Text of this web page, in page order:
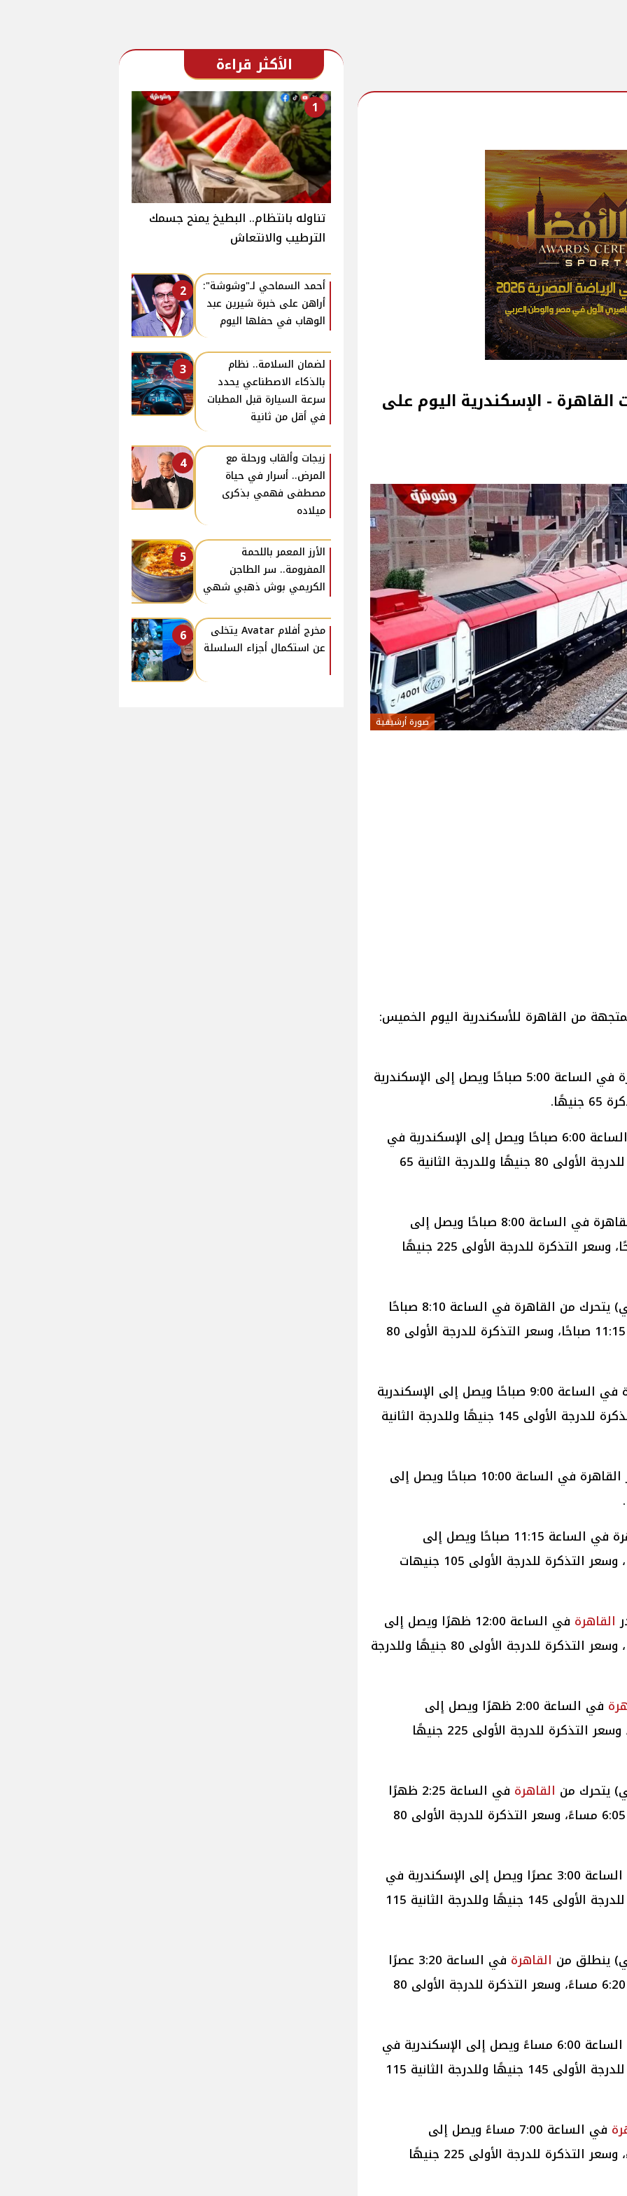
- الإسكندرية اليوم على
صورة أرشيفية
من القاهرة للأسكندرية اليوم الخميس:
قطار 119 ينطلق من محطة القاهرة في الساعة 5:00 صباحًا ويصل إلى الإسكندرية
قطار 903 ينطلق من القاهرة في الساعة 6:00 صباحًا ويصل إلى الإسكندرية في
الساعة 9:30 صباحًا، وسعر التذكرة للدرجة الأولى 80 جنيهًا وللدرجة الثانية 65
قطار 2025 (تالجو أسباني) يغادر القاهرة في الساعة 8:00 صباحًا ويصل إلى
الإسكندرية في الساعة 10:30 صباحًا، وسعر التذكرة للدرجة الأولى 225 جنيهًا
قطار 901 (إكسبريس مكيف أسباني) يتحرك من القاهرة في الساعة 8:10 صباحًا
ويصل إلى الإسكندرية في الساعة 11:15 صباحًا، وسعر التذكرة للدرجة الأولى 80
قطار 905 (VIP) ينطلق من القاهرة في الساعة 9:00 صباحًا ويصل إلى الإسكندرية
في الساعة 11:30 صباحًا، وسعر التذكرة للدرجة الأولى 145 جنيهًا وللدرجة الثانية
قطار 911 (إكسبريس مكيف) يغادر القاهرة في الساعة 10:00 صباحًا ويصل إلى
قطار 89 (توربيني) يتحرك من القاهرة في الساعة 11:15 صباحًا ويصل إلى
الإسكندرية في الساعة 1:55 ظهرًا، وسعر التذكرة للدرجة الأولى 105 جنيهات
القاهرة
في الساعة 12:00 ظهرًا ويصل إلى
الإسكندرية في الساعة 2:50 ظهرًا، وسعر التذكرة للدرجة الأولى 80 جنيهًا وللدرجة
في الساعة 2:00 ظهرًا ويصل إلى
الإسكندرية في الساعة 4:30 عصرًا، وسعر التذكرة للدرجة الأولى 225 جنيهًا
القاهرة
في الساعة 2:25 ظهرًا
ويصل إلى الإسكندرية في الساعة 6:05 مساءً، وسعر التذكرة للدرجة الأولى 80
في الساعة 3:00 عصرًا ويصل إلى الإسكندرية في
الساعة 5:30 مساءً، وسعر التذكرة للدرجة الأولى 145 جنيهًا وللدرجة الثانية 115
القاهرة
في الساعة 3:20 عصرًا
ويصل إلى الإسكندرية في الساعة 6:20 مساءً، وسعر التذكرة للدرجة الأولى 80
في الساعة 6:00 مساءً ويصل إلى الإسكندرية في
الساعة 8:35 مساءً، وسعر التذكرة للدرجة الأولى 145 جنيهًا وللدرجة الثانية 115
في الساعة 7:00 مساءً ويصل إلى
الإسكندرية في الساعة 9:30 مساءً، وسعر التذكرة للدرجة الأولى 225 جنيهًا
الأكثر قراءة
1
تناوله بانتظام.. البطيخ يمنح جسمك
الترطيب والانتعاش
2
أحمد السماحي لـ"وشوشة":
أراهن على خبرة شيرين عبد
الوهاب في حفلها اليوم
3
لضمان السلامة.. نظام
بالذكاء الاصطناعي يحدد
سرعة السيارة قبل المطبات
في أقل من ثانية
4
زيجات وألقاب ورحلة مع
المرض.. أسرار في حياة
مصطفى فهمي بذكرى
ميلاده
5
الأرز المعمر باللحمة
المفرومة.. سر الطاجن
الكريمي بوش ذهبي شهي
6
مخرج أفلام Avatar يتخلى
عن استكمال أجزاء السلسلة